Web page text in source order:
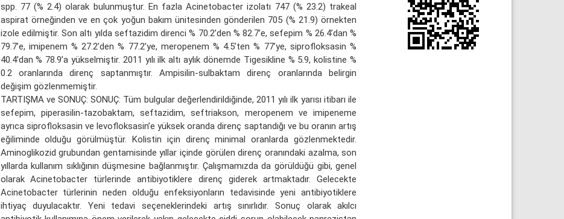
spp. 77 (% 2.4) olarak bulunmuştur. En fazla Acinetobacter izolatı 747 (% 23.2) trakeal
aspirat örneğinden ve en çok yoğun bakım ünitesinden gönderilen 705 (% 21.9) örnekten
izole edilmiştir. Son altı yılda seftazidim direnci % 70.2’den % 82.7’e, sefepim % 26.4’dan %
79.7’e, imipenem % 27.2’den % 77.2’ye, meropenem % 4.5’ten % 77’ye, siprofloksasin %
40.4’dan % 78.9’a yükselmiştir. 2011 yılı ilk altı aylık dönemde Tigesikline % 5.9, kolistine %
0.2 oranlarında direnç saptanmıştır. Ampisilin-sulbaktam direnç oranlarında belirgin
değişim gözlenmemiştir.
TARTIŞMA ve SONUÇ: SONUÇ: Tüm bulgular değerlendirildiğinde, 2011 yılı ilk yarısı itibarı ile
sefepim, piperasilin-tazobaktam, seftazidim, seftriakson, meropenem ve imipeneme
ayrıca siprofloksasin ve levofloksasin’e yüksek oranda direnç saptandığı ve bu oranın artış
eğiliminde olduğu görülmüştür. Kolistin için direnç minimal oranlarda gözlenmektedir.
Aminoglikozid grubundan gentamisinde yıllar içinde görülen direnç oranındaki azalma, son
yıllarda kullanım sıklığının düşmesine bağlanmıştır. Çalışmamızda da görüldüğü gibi, genel
olarak Acinetobacter türlerinde antibiyotiklere direnç giderek artmaktadır. Gelecekte
Acinetobacter türlerinin neden olduğu enfeksiyonların tedavisinde yeni antibiyotiklere
ihtiyaç duyulacaktır. Yeni tedavi seçeneklerindeki artış sınırlıdır. Sonuç olarak akılcı